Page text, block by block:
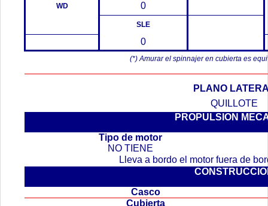
WD
0
SLE
0
(*) Amurar el spinnajer en cubierta es
PLANO
QUILLOTE
PROPULSION
Tipo de motor
NO TIENE
Lleva a bordo el motor fuera de
Casco
Cubierta